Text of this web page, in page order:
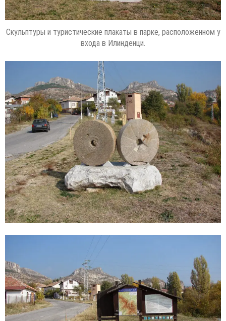
Скульптуры и туристические плакаты в парке, расположенном у
входа в Илинденци.